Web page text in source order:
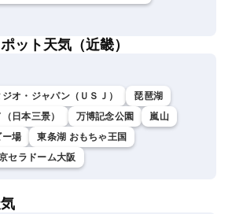
ット天気（近畿）
オ・ジャパン（ＵＳＪ）
琵琶湖
日本三景）
万博記念公園
嵐山
ー場
東条湖 おもちゃ王国
セラドーム大阪